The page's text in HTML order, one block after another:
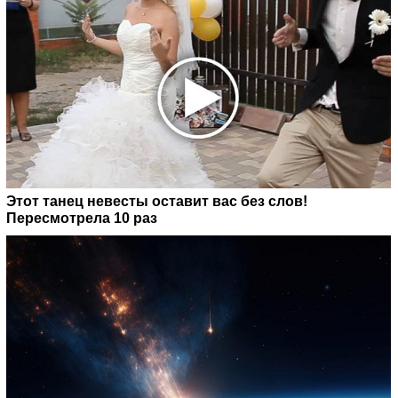
Этот танец невесты оставит вас без слов!
Пересмотрела 10 раз